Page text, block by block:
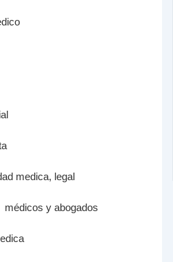
medica, legal
médicos y abogados